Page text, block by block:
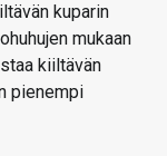
kuparin
mukaan
kiiltävän
pienempi